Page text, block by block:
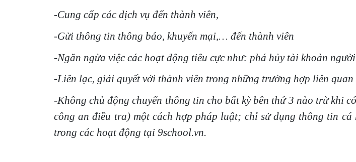
-Cung cấp các dịch vụ đến thành viên,
-Gửi thông tin thông báo, khuyến mại,… đến thành viên
-Ngăn ngừa việc các hoạt động tiêu cực như: phá hủy tài khoản
-Liên lạc, giải quyết với thành viên trong những trường hợp liên quan
-Không chủ động chuyển thông tin cho bất kỳ bên thứ 3 nào trừ khi
công an điều tra) một cách hợp pháp luật; chỉ sử dụng thông tin
trong các hoạt động tại 9school.vn.